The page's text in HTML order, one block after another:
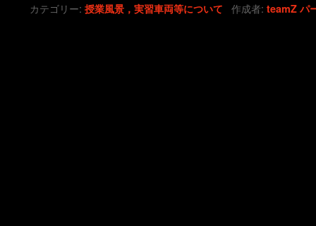
カテゴリー:授業風景，実習車両等について 作成者:teamZ パ